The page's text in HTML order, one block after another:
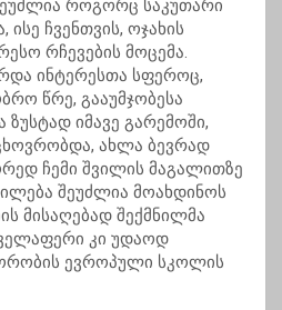
როგორც საკუთარი
ჩვენთვის, ოჯახის
რჩევების მოცემა.
ინტერესთა სფეროც,
წრე, გააუმჯობესა
იმავე გარემოში,
ახლა ბევრად
ჩემი შვილის მაგალითზე
შეუძლია მოახდინოს
მისაღებად შექმნილმა
კი უდაოდ
ევროპული სკოლის